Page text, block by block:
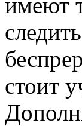
стоит